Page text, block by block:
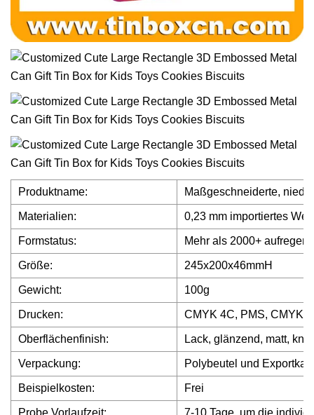
Produktname: Maßgeschneiderte,
Materialien: 0,23 mm importiertes
Formstatus: Mehr als 2000+
Größe: 245x200x46mmH
Gewicht: 100g
Drucken: CMYK 4C, PMS,
Oberflächenfinish: Lack, glänzend, matt,
Verpackung: Polybeutel und
Beispielkosten: Frei
Probe Vorlaufzeit: 7-10 Tage, um die